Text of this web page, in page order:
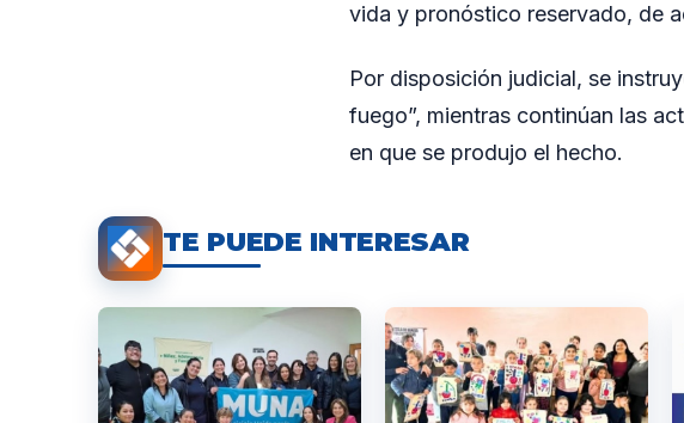
vida y pronóstico reservado, de
Por disposición judicial, se
fuego”, mientras continúan las
en que se produjo el hecho.
TE PUEDE INTERESAR